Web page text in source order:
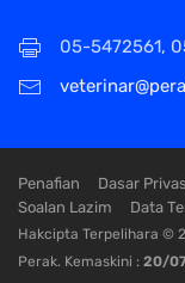
05-5472561,
Penafian Dasar
Soalan Lazim
Data
Hakcipta Terpelihara ©
Perak. Kemaskini : 20/